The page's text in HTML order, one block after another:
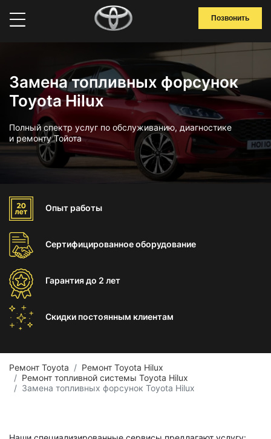
Позвонить
Замена топливных форсунок
Toyota Hilux
Полный спектр услуг по обслуживанию, диагностике
и ремонту Тойота
Опыт работы
Сертифицированноеоборудование
Гарантиядо 2 лет
Скидки постоянным клиентам
Ремонт Toyota
Ремонт Toyota Hilux
Ремонт топливной системы Toyota Hilux
Замена топливных форсунок Toyota Hilux